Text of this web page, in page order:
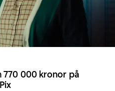
770 000 kronor på